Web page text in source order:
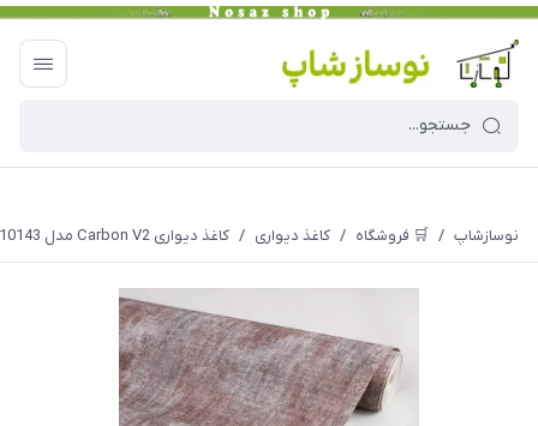
نوسازشاپ / 🛒 فروشگاه / کاغذ دیواری / کاغذ دیواری Carbon V2 مدل 10143